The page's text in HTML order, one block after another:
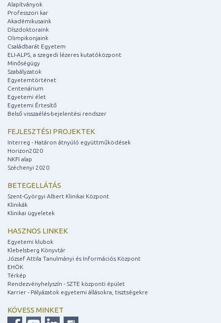
Alapítványok
Professzori kar
Akadémikusaink
Díszdoktoraink
Olimpikonjaink
Családbarát Egyetem
ELI-ALPS, a szegedi lézeres kutatóközpont
Minőségügy
Szabályzatok
Egyetemtörténet
Centenárium
Egyetemi élet
Egyetemi Értesítő
Belső visszaélés-bejelentési rendszer
FEJLESZTÉSI PROJEKTEK
Interreg - Határon átnyúló együttműködések
Horizon2020
NKFI alap
Széchenyi 2020
BETEGELLÁTÁS
Szent-Györgyi Albert Klinikai Központ
Klinikák
Klinikai ügyeletek
HASZNOS LINKEK
Egyetemi klubok
Klebelsberg Könyvtár
József Attila Tanulmányi és Információs Központ
EHÖK
Térkép
Rendezvényhelyszín - SZTE központi épület
Karrier - Pályázatok egyetemi állásokra, tisztségekre
KÖVESS MINKET